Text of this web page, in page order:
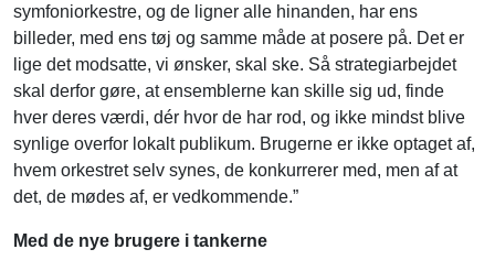
symfoniorkestre, og de ligner alle hinanden, har ens
billeder, med ens tøj og samme måde at posere på. Det er
lige det modsatte, vi ønsker, skal ske. Så strategiarbejdet
skal derfor gøre, at ensemblerne kan skille sig ud, finde
hver deres værdi, dér hvor de har rod, og ikke mindst blive
synlige overfor lokalt publikum. Brugerne er ikke optaget af,
hvem orkestret selv synes, de konkurrerer med, men af at
det, de mødes af, er vedkommende.”
Med de nye brugere i tankerne